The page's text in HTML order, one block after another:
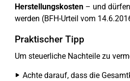
Herstellungskosten – und dürfen
werden (BFH-Urteil vom
Praktischer Tipp
Um steuerliche Nachteile zu
Achte darauf, dass die